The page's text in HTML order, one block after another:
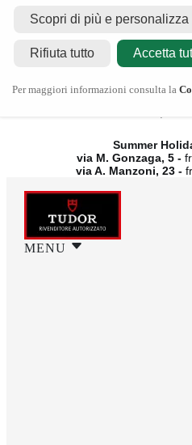
Contatti
Chiusura
Summer
via M. Gonzaga, 5 -
via A. Manzoni, 23 -
MENU
Scopri di più e personalizza
Rifiuta tutto Accetta
Per maggiori informazioni consulta la